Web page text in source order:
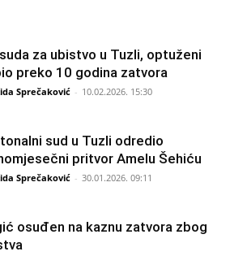
za ubistvo u Tuzli, optuženi
preko 10 godina zatvora
Sprečaković - 10.02.2026. 15:30
sud u Tuzli odredio
pritvor Amelu Šehiću
Sprečaković - 30.01.2026. 09:11
osuđen na kaznu zatvora zbog